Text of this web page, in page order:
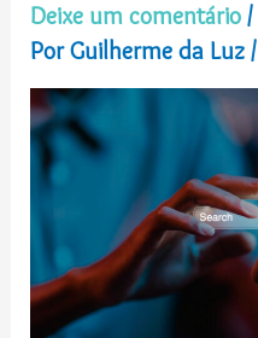
Deixe um comentário /
PorGuilherme da Luz/